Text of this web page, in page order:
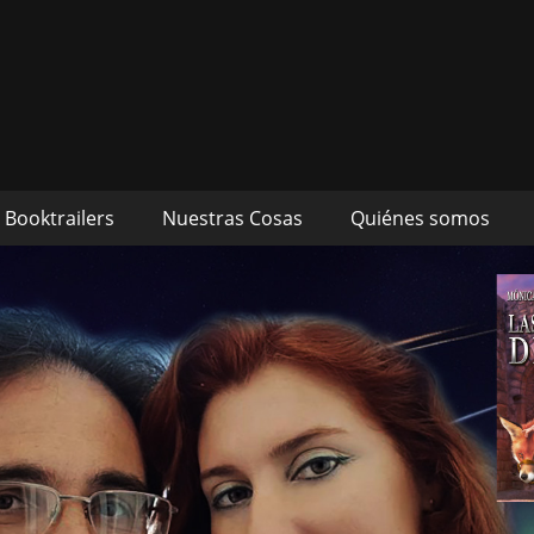
autores Mónica Cueto
Booktrailers Nuestras Cosas Quiénes somos